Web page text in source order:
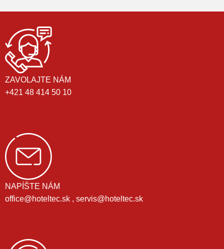
ZAVOLAJTE NÁM
+421 48 414 50 10
NAPÍŠTE NÁM
office@hoteltec.sk , servis@hoteltec.sk